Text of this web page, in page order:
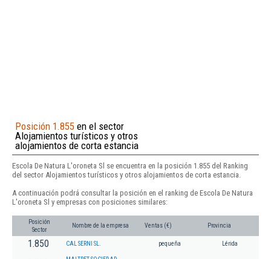
Posición 1.855 en el sector
Alojamientos turísticos y otros
alojamientos de corta estancia
Escola De Natura L'oroneta Sl se encuentra en la posición 1.855 del Ranking
del sector Alojamientos turísticos y otros alojamientos de corta estancia.
A continuación podrá consultar la posición en el ranking de Escola De Natura
L'oroneta Sl y empresas con posiciones similares:
Posición
Sector
Nombre de la empresa Ventas (€) Provincia
1.850 CAL SERNI SL. pequeña Lérida